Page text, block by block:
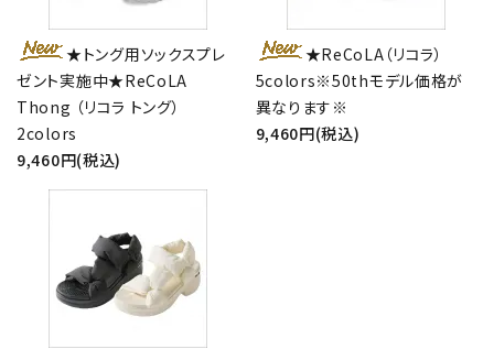
★トング用ソックスプレ
ゼント実施中★ReCoLA
Thong （リコラ トング）
2colors
9,460円(税込)
★ReCoLA（リコラ）
5colors※50thモデル価格が
異なります※
9,460円(税込)